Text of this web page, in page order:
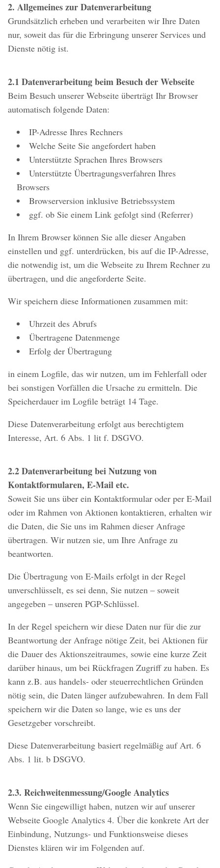
2. Allgemeines zur Datenverarbeitung
Grundsätzlich erheben und verarbeiten wir Ihre Daten
nur, soweit das für die Erbringung unserer Services und
Dienste nötig ist.
2.1 Datenverarbeitung beim Besuch der Webseite
Beim Besuch unserer Webseite überträgt Ihr Browser
automatisch folgende Daten:
IP-Adresse Ihres Rechners
Welche Seite Sie angefordert haben
Unterstützte Sprachen Ihres Browsers
Unterstützte Übertragungsverfahren Ihres
Browsers
Browserversion inklusive Betriebssystem
ggf. ob Sie einem Link gefolgt sind (Referrer)
In Ihrem Browser können Sie alle dieser Angaben
einstellen und ggf. unterdrücken, bis auf die IP-Adresse,
die notwendig ist, um die Webseite zu Ihrem Rechner zu
übertragen, und die angeforderte Seite.
Wir speichern diese Informationen zusammen mit:
Uhrzeit des Abrufs
Übertragene Datenmenge
Erfolg der Übertragung
in einem Logfile, das wir nutzen, um im Fehlerfall oder
bei sonstigen Vorfällen die Ursache zu ermitteln. Die
Speicherdauer im Logfile beträgt 14 Tage.
Diese Datenverarbeitung erfolgt aus berechtigtem
Interesse, Art. 6 Abs. 1 lit f. DSGVO.
2.2 Datenverarbeitung bei Nutzung von
Kontaktformularen, E-Mail etc.
Soweit Sie uns über ein Kontaktformular oder per E-Mail
oder im Rahmen von Aktionen kontaktieren, erhalten wir
die Daten, die Sie uns im Rahmen dieser Anfrage
übertragen. Wir nutzen sie, um Ihre Anfrage zu
beantworten.
Die Übertragung von E-Mails erfolgt in der Regel
unverschlüsselt, es sei denn, Sie nutzen – soweit
angegeben – unseren PGP-Schlüssel.
In der Regel speichern wir diese Daten nur für die zur
Beantwortung der Anfrage nötige Zeit, bei Aktionen für
die Dauer des Aktionszeitraumes, sowie eine kurze Zeit
darüber hinaus, um bei Rückfragen Zugriff zu haben. Es
kann z.B. aus handels- oder steuerrechtlichen Gründen
nötig sein, die Daten länger aufzubewahren. In dem Fall
speichern wir die Daten so lange, wie es uns der
Gesetzgeber vorschreibt.
Diese Datenverarbeitung basiert regelmäßig auf Art. 6
Abs. 1 lit. b DSGVO.
2.3. Reichweitenmessung/Google Analytics
Wenn Sie eingewilligt haben, nutzen wir auf unserer
Webseite Google Analytics 4. Über die konkrete Art der
Einbindung, Nutzungs- und Funktionsweise dieses
Dienstes klären wir im Folgenden auf.